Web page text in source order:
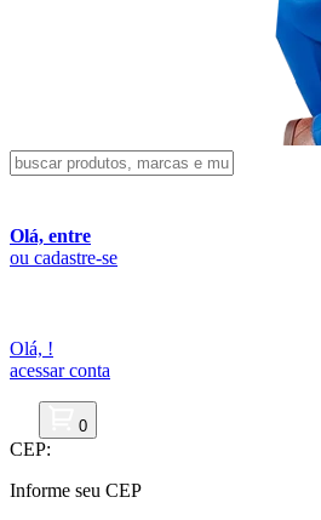
Olá, entre
ou cadastre-se
Olá, !
acessar conta
0
CEP:
Informe seu CEP